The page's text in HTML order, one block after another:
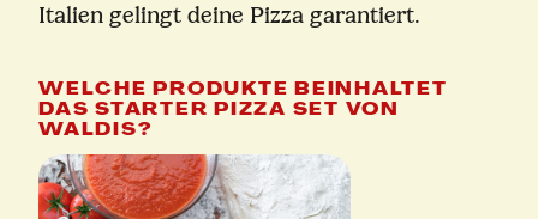
Italien gelingt deine Pizza garantiert.
WELCHE PRODUKTE BEINHALTET
DAS STARTER PIZZA SET VON
WALDIS?